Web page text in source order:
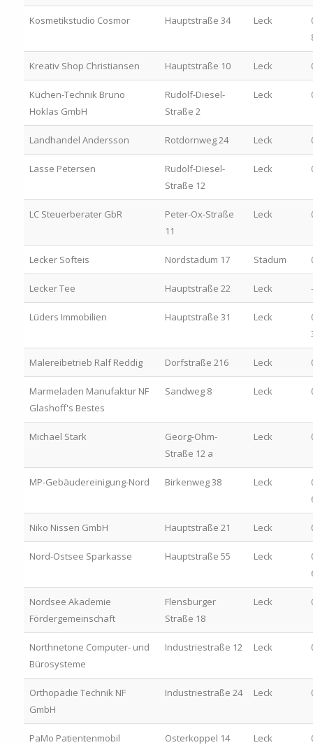
Kosmetikstudio Cosmor Hauptstraße 34 Leck
Kreativ Shop Christiansen Hauptstraße 10 Leck
Küchen-Technik Bruno
Hoklas GmbH
Rudolf-Diesel-
Straße 2
Leck
Landhandel Andersson Rotdornweg 24 Leck
Lasse Petersen
Rudolf-Diesel-
Straße 12
Leck
LC Steuerberater GbR
Peter-Ox-Straße
11
Leck
Lecker Softeis Nordstadum 17 Stadum
Lecker Tee Hauptstraße 22 Leck -
Lüders Immobilien Hauptstraße 31 Leck
Malereibetrieb Ralf Reddig Dorfstraße 216 Leck
Marmeladen Manufaktur NF
Glashoff's Bestes
Sandweg 8 Leck
Michael Stark
Georg-Ohm-
Straße 12 a
Leck
MP-Gebäudereinigung-Nord Birkenweg 38 Leck
Niko Nissen GmbH Hauptstraße 21 Leck
Nord-Ostsee Sparkasse Hauptstraße 55 Leck
Nordsee Akademie
Fördergemeinschaft
Flensburger
Straße 18
Leck
Northnetone Computer- und
Bürosysteme
Industriestraße 12 Leck
Orthopädie Technik NF
GmbH
Industriestraße 24 Leck
PaMo Patientenmobil Osterkoppel 14 Leck